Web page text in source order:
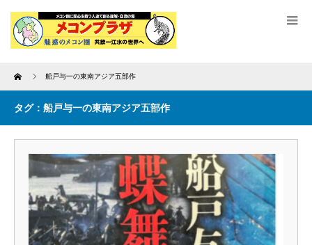
Home 船戸与一の東南アジア五部作
タグ：船戸与一の東南アジア五部作